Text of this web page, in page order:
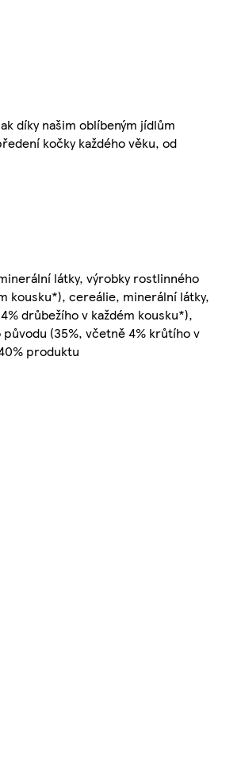
díky našim oblíbeným jídlům
kočky každého věku, od
látky, výrobky rostlinného
kousku*), cereálie, minerální látky,
drůbežího v každém kousku*),
(35%, včetně 4% krůtího v
produktu